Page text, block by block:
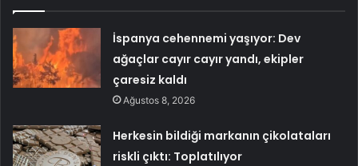
İspanya cehennemi yaşıyor: Dev
ağaçlar cayır cayır yandı, ekipler
çaresiz kaldı
Ağustos 8, 2026
Herkesin bildiği markanın çikolataları
riskli çıktı: Toplatılıyor